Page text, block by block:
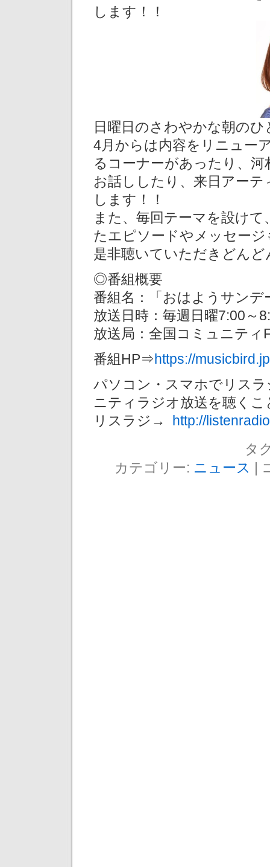
します！！
日曜日のさわやかな朝の
4月からは内容をリニュー
るコーナーがあったり、
お話ししたり、来日アー
します！！
また、毎回テーマを設け
たエピソードやメッセー
是非聴いていただきどん
◎番組概要
番組名：「おはようサンデ
放送日時：毎週日曜7:00～
放送局：全国コミュニティ
番組HP⇒https://
パソコン・スマホでリス
ニティラジオ放送を聴く
リスラジ→ http://
タ
カテゴリー: ニュース |